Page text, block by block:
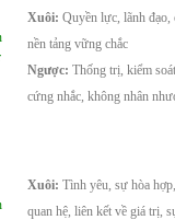
Xuôi: Quyền lực, lãnh đạo,
nền tảng vững chắc
Ngược: Thống trị, kiểm
cứng nhắc, không nhân
Xuôi: Tình yêu, sự hòa
quan hệ, liên kết về giá trị,